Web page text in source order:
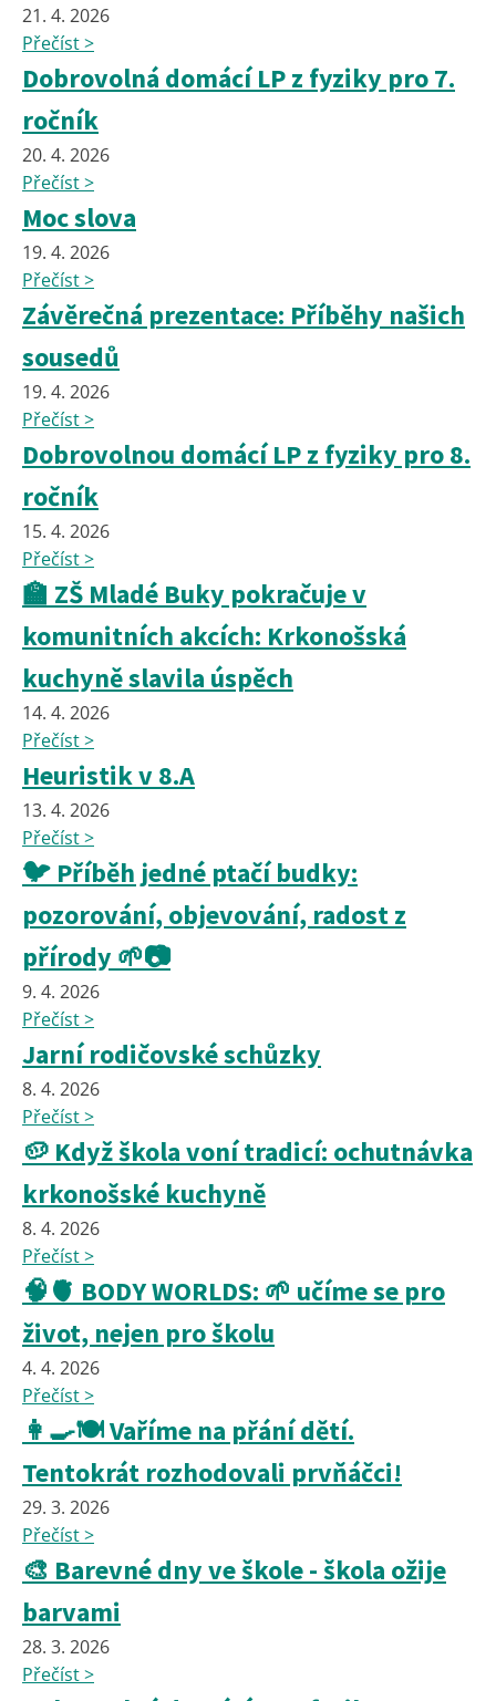
21. 4. 2026
Přečíst >
Dobrovolná domácí LP z fyziky pro 7.
ročník
20. 4. 2026
Přečíst >
Moc slova
19. 4. 2026
Přečíst >
Závěrečná prezentace: Příběhy našich
sousedů
19. 4. 2026
Přečíst >
Dobrovolnou domácí LP z fyziky pro 8.
ročník
15. 4. 2026
Přečíst >
🏫 ZŠ Mladé Buky pokračuje v
komunitních akcích: Krkonošská
kuchyně slavila úspěch
14. 4. 2026
Přečíst >
Heuristik v 8.A
13. 4. 2026
Přečíst >
🐦 Příběh jedné ptačí budky:
pozorování, objevování, radost z
přírody 🌱📷
9. 4. 2026
Přečíst >
Jarní rodičovské schůzky
8. 4. 2026
Přečíst >
🥔 Když škola voní tradicí: ochutnávka
krkonošské kuchyně
8. 4. 2026
Přečíst >
🧠🫀 BODY WORLDS: 🌱 učíme se pro
život, nejen pro školu
4. 4. 2026
Přečíst >
👩‍🍳🍽️ Vaříme na přání dětí.
Tentokrát rozhodovali prvňáčci!
29. 3. 2026
Přečíst >
🎨 Barevné dny ve škole - škola ožije
barvami
28. 3. 2026
Přečíst >